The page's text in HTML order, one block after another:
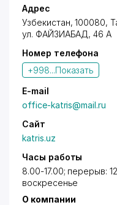
Адрес
Узбекистан, 100080,
ул. ФАЙЗИАБАД, 46 А
Номер телефона
+998...Показать
E-mail
office-katris@mail.ru
Сайт
katris.uz
Часы работы
8.00-17.00; перерыв:
воскресенье
О компании